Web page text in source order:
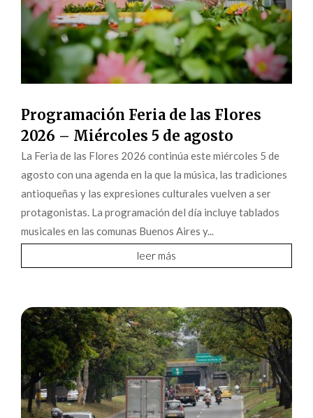
Programación Feria de las Flores
2026 – Miércoles 5 de agosto
La Feria de las Flores 2026 continúa este miércoles 5 de
agosto con una agenda en la que la música, las tradiciones
antioqueñas y las expresiones culturales vuelven a ser
protagonistas. La programación del día incluye tablados
musicales en las comunas Buenos Aires y...
leer más